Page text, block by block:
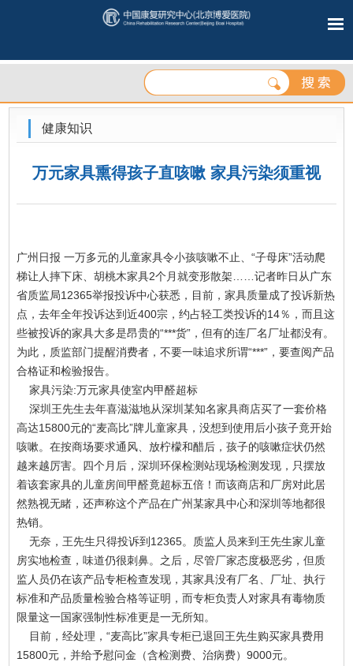
健康知识
万元家具熏得孩子直咳嗽 家具污染须重视
广州日报 一万多元的儿童家具令小孩咳嗽不止、“子母床”活动爬
梯让人摔下床、胡桃木家具2个月就变形散架……记者昨日从广东
省质监局12365举报投诉中心获悉，目前，家具质量成了投诉新热
点，去年全年投诉达到近400宗，约占轻工类投诉的14％，而且这
些被投诉的家具大多是昂贵的“***货”，但有的连厂名厂址都没有。
为此，质监部门提醒消费者，不要一味追求所谓“***”，要查阅产品
合格证和检验报告。
家具污染:万元家具使室内甲醛超标
深圳王先生去年喜滋滋地从深圳某知名家具商店买了一套价格
高达15800元的“麦高比”牌儿童家具，没想到使用后小孩子竟开始
咳嗽。在按商场要求通风、放柠檬和醋后，孩子的咳嗽症状仍然
越来越厉害。四个月后，深圳环保检测站现场检测发现，只摆放
着该套家具的儿童房间甲醛竟超标五倍！而该商店和厂房对此居
然熟视无睹，还声称这个产品在广州某家具中心和深圳等地都很
热销。
无奈，王先生只得投诉到12365。质监人员来到王先生家儿童
房实地检查，味道仍很刺鼻。之后，尽管厂家态度极恶劣，但质
监人员仍在该产品专柜检查发现，其家具没有厂名、厂址、执行
标准和产品质量检验合格等证明，而专柜负责人对家具有毒物质
限量这一国家强制性标准更是一无所知。
目前，经处理，“麦高比”家具专柜已退回王先生购买家具费用
15800元，并给予慰问金（含检测费、治病费）9000元。